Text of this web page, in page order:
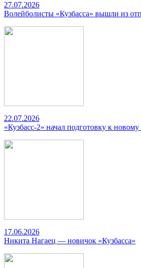
27.07.2026
Волейболисты «Кузбасса» вышли из
22.07.2026
«Кузбасс-2» начал подготовку к новому
17.06.2026
Никита Нагаец — новичок «Кузбасса»